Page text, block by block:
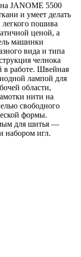
JANOME 5500
и умеет делать
легкого пошива
ценой, а
машинки
вида и типа
челнока
в работе. Швейная
лампой для
области,
нити на
свободного
формы.
для шитья —
набором игл.